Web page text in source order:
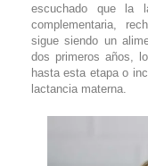
escuchado que la
complementaria,
sigue siendo un
dos primeros años,
hasta esta etapa o
lactancia materna.